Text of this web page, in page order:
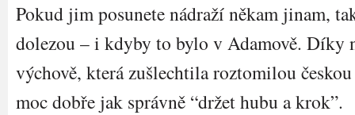
Pokud jim posunete nádraží někam jinam,
dolezou – i kdyby to bylo v Adamově. Díky
výchově, která zušlechtila roztomilou
moc dobře jak správně “držet hubu a krok”.